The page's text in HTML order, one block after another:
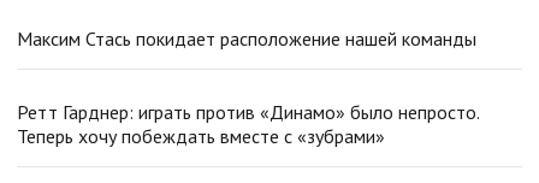
Максим Стась покидает расположение нашей команды
Ретт Гарднер: играть против «Динамо» было непросто.
Теперь хочу побеждать вместе с «зубрами»